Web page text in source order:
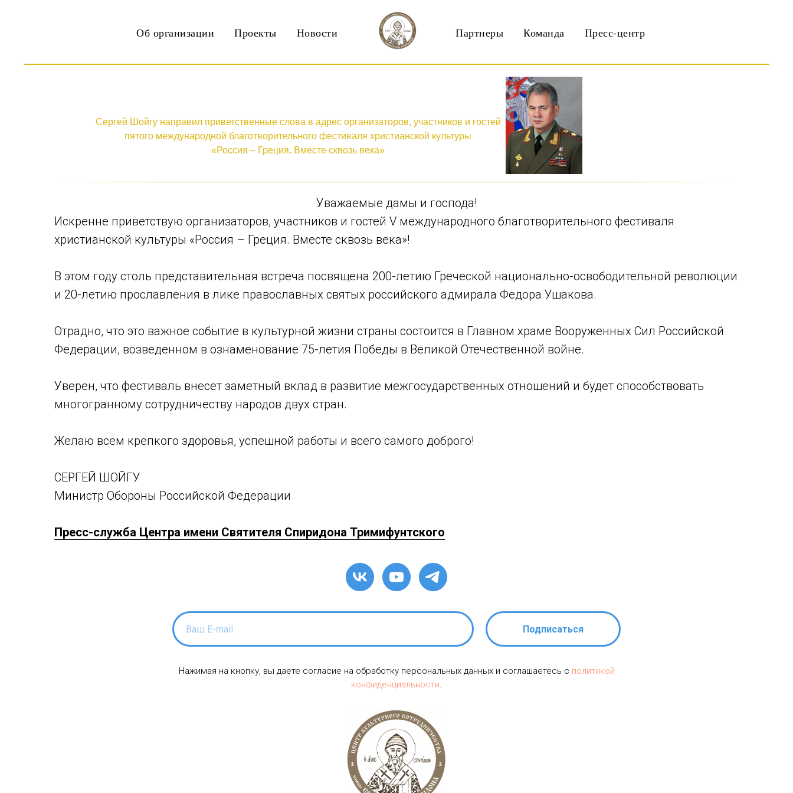
Об организации Проекты Новости Партнеры Команда Пресс-центр
Сергей Шойгу направил приветственные слова в адрес организаторов, участников и гостей
пятого международной благотворительного фестиваля христианской культуры
«Россия – Греция. Вместе сквозь века»
Уважаемые дамы и господа!
Искренне приветствую организаторов, участников и гостей V международного благотворительного фестиваля
христианской культуры «Россия – Греция. Вместе сквозь века»!
В этом году столь представительная встреча посвящена 200-летию Греческой национально-освободительной революции
и 20-летию прославления в лике православных святых российского адмирала Федора Ушакова.
Отрадно, что это важное событие в культурной жизни страны состоится в Главном храме Вооруженных Сил Российской
Федерации, возведенном в ознаменование 75-летия Победы в Великой Отечественной войне.
Уверен, что фестиваль внесет заметный вклад в развитие межгосударственных отношений и будет способствовать
многогранному сотрудничеству народов двух стран.
Желаю всем крепкого здоровья, успешной работы и всего самого доброго!
СЕРГЕЙ ШОЙГУ
Министр Обороны Российской Федерации
Пресс-служба Центра имени Святителя Спиридона Тримифунтского
Подписаться
Нажимая на кнопку, вы даете согласие на обработку персональных данных и соглашаетесь c политикой
конфиденциальности.